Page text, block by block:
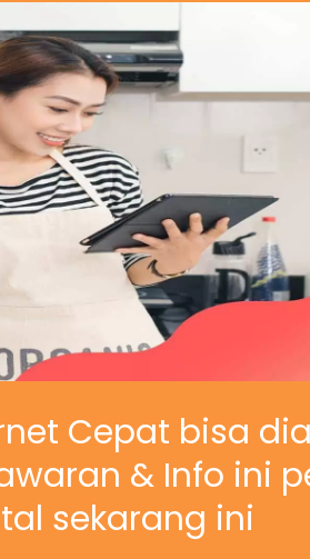
Cepat bisa
& Info ini
sekarang ini